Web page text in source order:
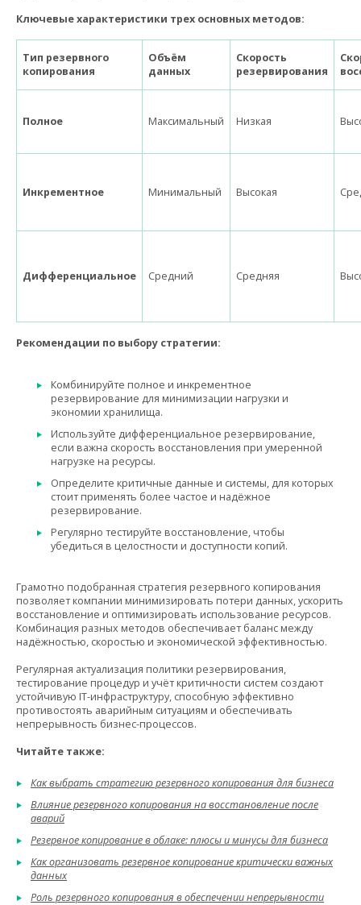
Ключевые характеристики трех основных методов:
Тип резервного
копирования
Объём
данных
Скорость
резервирования
Полное Максимальный Низкая
Инкрементное Минимальный Высокая
Дифференциальное Средний Средняя
Рекомендации по выбору стратегии:
Комбинируйте полное и инкрементное
резервирование для минимизации нагрузки и
экономии хранилища.
Используйте дифференциальное резервирование,
если важна скорость восстановления при умеренной
нагрузке на ресурсы.
Определите критичные данные и системы, для которых
стоит применять более частое и надёжное
резервирование.
Регулярно тестируйте восстановление, чтобы
убедиться в целостности и доступности копий.
Грамотно подобранная стратегия резервного копирования
позволяет компании минимизировать потери данных, ускорить
восстановление и оптимизировать использование ресурсов.
Комбинация разных методов обеспечивает баланс между
надёжностью, скоростью и экономической эффективностью.
Регулярная актуализация политики резервирования,
тестирование процедур и учёт критичности систем создают
устойчивую IT-инфраструктуру, способную эффективно
противостоять аварийным ситуациям и обеспечивать
непрерывность бизнес-процессов.
Читайте также:
Как выбрать стратегию резервного копирования для бизнеса
Влияние резервного копирования на восстановление после
аварий
Резервное копирование в облаке: плюсы и минусы для бизнеса
Как организовать резервное копирование критически важных
данных
Роль резервного копирования в обеспечении непрерывности